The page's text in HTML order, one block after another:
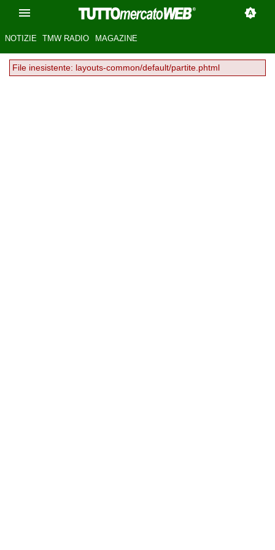
NOTIZIE TMW RADIO MAGAZINE
File inesistente: layouts-common/default/partite.phtml